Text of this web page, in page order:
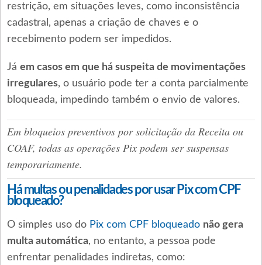
restrição, em situações leves, como inconsistência
cadastral, apenas a criação de chaves e o
recebimento podem ser impedidos.
Já em casos em que há suspeita de movimentações
irregulares, o usuário pode ter a conta parcialmente
bloqueada, impedindo também o envio de valores.
Em bloqueios preventivos por solicitação da Receita ou
COAF, todas as operações Pix podem ser suspensas
temporariamente.
Há multas ou penalidades por usar Pix com CPF
bloqueado?
O simples uso do Pix com CPF bloqueado não gera
multa automática, no entanto, a pessoa pode
enfrentar penalidades indiretas, como: